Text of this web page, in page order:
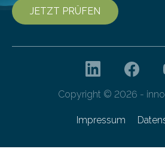
JETZT PRÜFEN
Copyright © 2026 -
Impressum